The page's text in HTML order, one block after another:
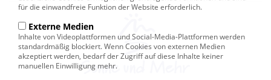
für die einwandfreie Funktion der Website erforderlich.
Externe Medien
Inhalte von Videoplattformen und Social-Media-Plattformen werden
standardmäßig blockiert. Wenn Cookies von externen Medien
akzeptiert werden, bedarf der Zugriff auf diese Inhalte keiner
manuellen Einwilligung mehr.